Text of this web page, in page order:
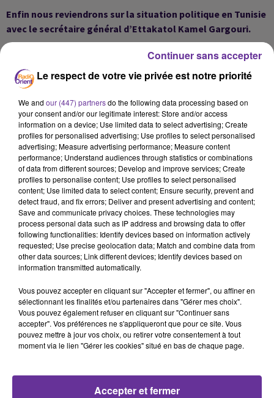
Enfin nous reviendrons sur la situation politique en Tunisie
avec le secrétaire général d’Ettakatol Kamel Gargouri.
Podcast
JF MIDI 09-04
LA PLAYLIST
Le respect de votre vie privée est notre priorité
We and our (447) partnersdo the following data processing based on
your consent and/or our legitimate interest: Store and/or access
information on a device; Use limited data to select advertising; Create
profiles for personalised advertising; Use profiles to select personalised
advertising; Measure advertising performance; Measure content
performance; Understand audiences through statistics or combinations
of data from different sources; Develop and improve services; Create
profiles to personalise content; Use profiles to select personalised
content; Use limited data to select content; Ensure security, prevent and
detect fraud, and fix errors; Deliver and present advertising and content;
Save and communicate privacy choices. These technologies may
process personal data such as IP address and browsing data to offer
following functionalities: Identify devices based on information actively
requested; Use precise geolocation data; Match and combine data from
other data sources; Link different devices; Identify devices based on
information transmitted automatically.
Vous pouvez accepter en cliquant sur "Accepter et fermer", ou affiner en
sélectionnant les finalités et/ou partenaires dans "Gérer mes choix".
Vous pouvez également refuser en cliquant sur "Continuer sans
accepter". Vos préférences ne s'appliqueront que pour ce site. Vous
pouvez mettre à jour vos choix, ou retirer votre consentement à tout
moment via le lien "Gérer les cookies" situé en bas de chaque page.
Accepter et fermer
Continuer sans accepter